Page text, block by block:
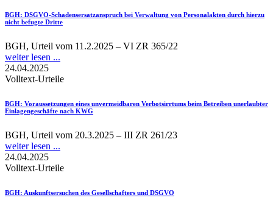
BGH: DSGVO-Schadensersatzanspruch bei Verwaltung von Personalakten durch hierzu
nicht befugte Dritte
BGH, Urteil vom 11.2.2025 – VI ZR 365/22
weiter lesen ...
24.04.2025
Volltext-Urteile
BGH: Voraussetzungen eines unvermeidbaren Verbotsirrtums beim Betreiben unerlaubter
Einlagengeschäfte nach KWG
BGH, Urteil vom 20.3.2025 – III ZR 261/23
weiter lesen ...
24.04.2025
Volltext-Urteile
BGH: Auskunftsersuchen des Gesellschafters und DSGVO